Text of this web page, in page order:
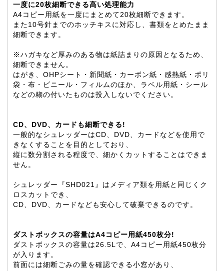
一度に20枚細断できる高い処理能力
A4コピー用紙を一度にまとめて20枚細断できます。
また10号針までのホッチキスに対応し、書類をとめたまま
細断できます。
※ハガキなど厚みのある物は紙詰まりの原因となるため、
細断できません。
はがき、OHPシート・新聞紙・カーボン紙・感熱紙・ポリ
袋・布・ビニール・フィルムのほか、ラベル用紙・シール
などの糊の付いたものは投入しないでください。
CD、DVD、カードも細断できる!
一般的なシュレッダーはCD、DVD、カードなどを使用で
きなくすることを目的としており、
縦に数分割される程度で、細かくカットすることはできま
せん。
シュレッダー『SHD021』はメディア類を用紙と同じくク
ロスカットでき、
CD、DVD、カードなども安心して破棄できるのです。
ダストボックスの容量はA4コピー用紙450枚分!
ダストボックスの容量は26.5Lで、A4コピー用紙450枚分
が入ります。
前面には細断ごみの量を確認できる小窓があり、